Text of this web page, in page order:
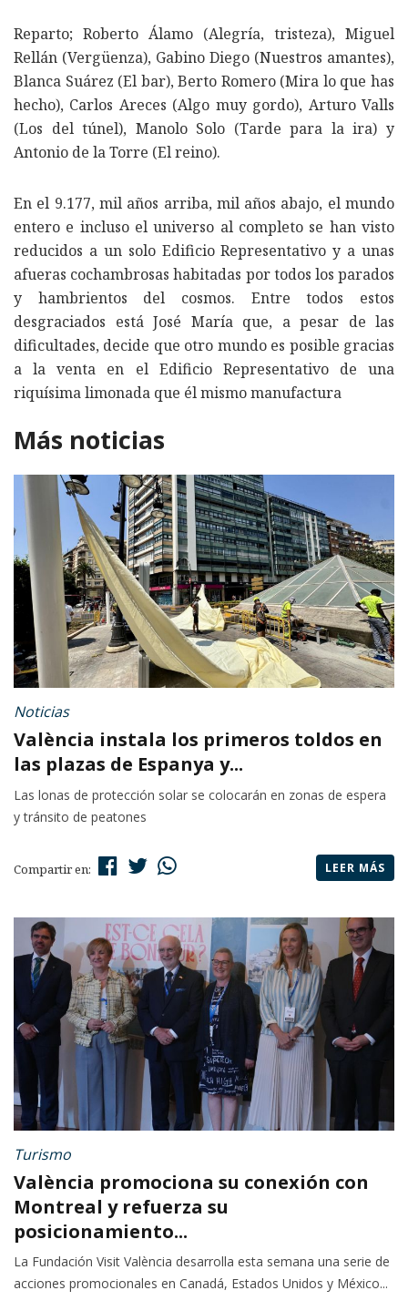
Reparto; Roberto Álamo (Alegría, tristeza), Miguel
Rellán (Vergüenza), Gabino Diego (Nuestros amantes),
Blanca Suárez (El bar), Berto Romero (Mira lo que has
hecho), Carlos Areces (Algo muy gordo), Arturo Valls
(Los del túnel), Manolo Solo (Tarde para la ira) y
Antonio de la Torre (El reino).
En el 9.177, mil años arriba, mil años abajo, el mundo
entero e incluso el universo al completo se han visto
reducidos a un solo Edificio Representativo y a unas
afueras cochambrosas habitadas por todos los parados
y hambrientos del cosmos. Entre todos estos
desgraciados está José María que, a pesar de las
dificultades, decide que otro mundo es posible gracias
a la venta en el Edificio Representativo de una
riquísima limonada que él mismo manufactura
Más noticias
Noticias
València instala los primeros toldos en
las plazas de Espanya y...
Las lonas de protección solar se colocarán en zonas de espera
y tránsito de peatones
Compartir en: LEER MÁS
Turismo
València promociona su conexión con
Montreal y refuerza su
posicionamiento...
La Fundación Visit València desarrolla esta semana una serie de
acciones promocionales en Canadá, Estados Unidos y México...